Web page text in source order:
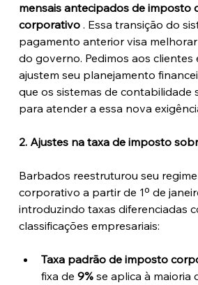
mensais antecipados de imposto
corporativo . Essa transição do
pagamento anterior visa
do governo. Pedimos aos clientes
ajustem seu planejamento
que os sistemas de contabilidade
para atender a essa nova
2. Ajustes na taxa de imposto
Barbados reestruturou seu
corporativo a partir de 1º de
introduzindo taxas diferenciadas
classificações empresariais:
Taxa padrão de imposto
fixa de 9% se aplica à maioria